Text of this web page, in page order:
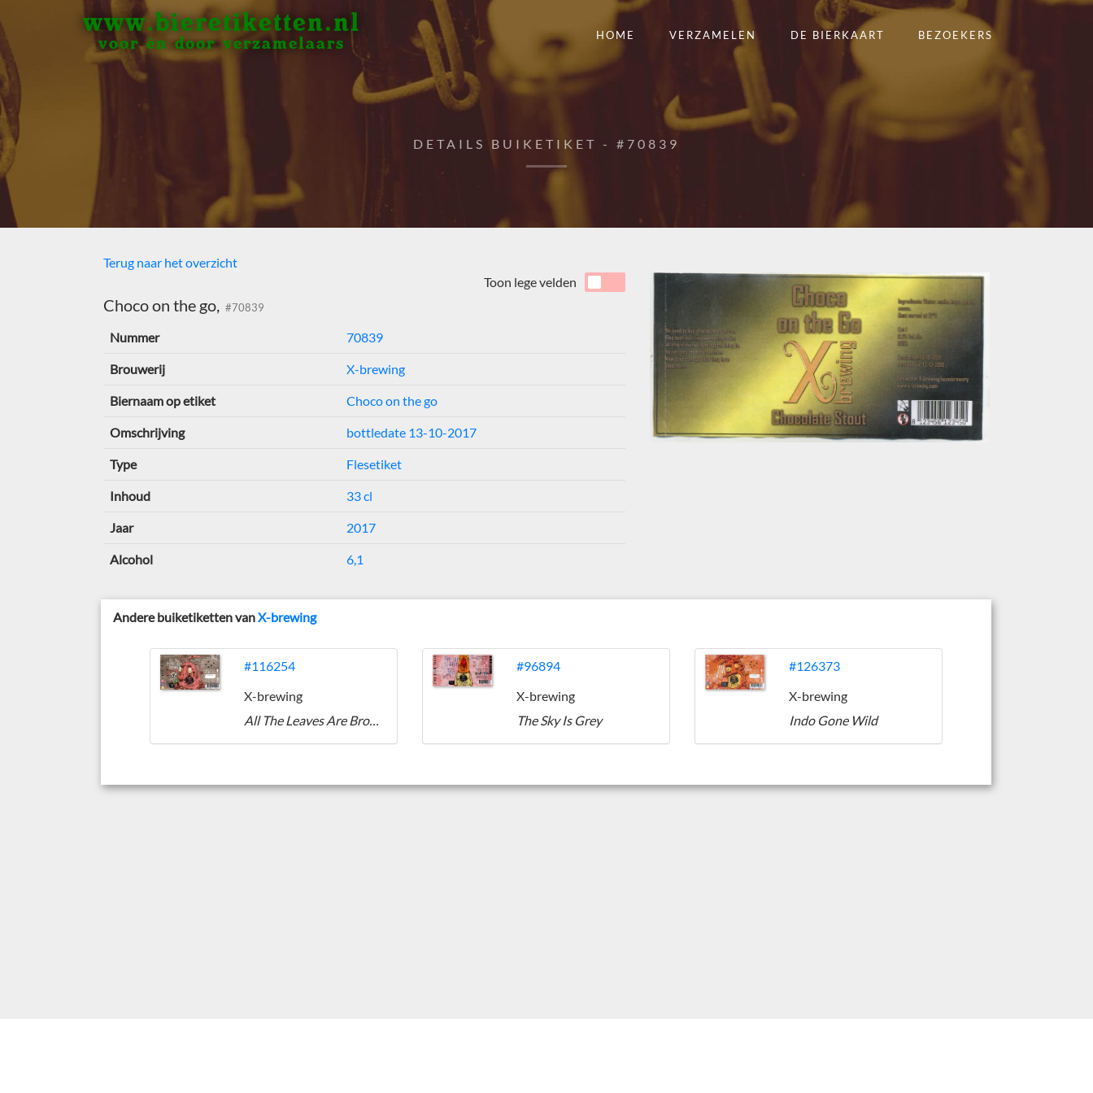
www.bieretiketten.nl
voor én door verzamelaars
HOME VERZAMELEN DE BIERKAART BEZOEKERS
DETAILS BUIKETIKET - #70839
Terug naar het overzicht
Choco on the go, #70839
Toon lege velden
Nummer 70839
Brouwerij X-brewing
Biernaam op etiket Choco on the go
Omschrijving bottledate 13-10-2017
Type Flesetiket
Inhoud 33 cl
Jaar 2017
Alcohol 6,1
Andere buiketiketten vanX-brewing
#116254
X-brewing
All The Leaves Are Brown
#96894
X-brewing
The Sky Is Grey
#126373
X-brewing
Indo Gone Wild